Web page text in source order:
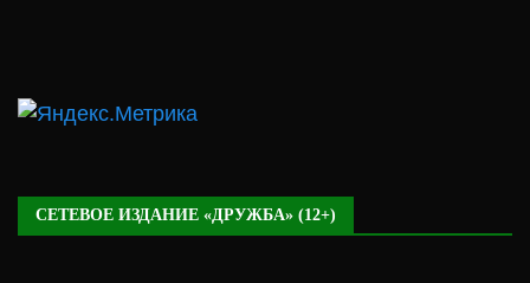
СЕТЕВОЕ ИЗДАНИЕ «ДРУЖБА» (12+)